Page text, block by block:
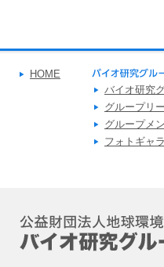
HOME
バイオ研究
グループリ
グループメ
フォトギャ